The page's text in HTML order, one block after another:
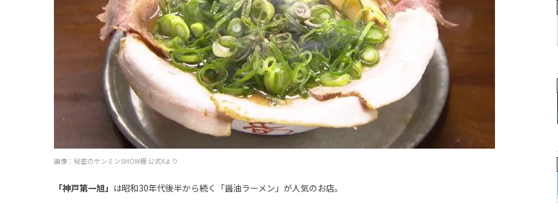
画像：秘密のケンミンSHOW極 公式Xより
「神戸第一旭」 は昭和30年代後半から続く「醤油ラーメン」が人気のお店。